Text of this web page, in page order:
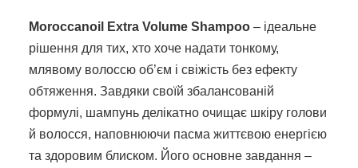
Moroccanoil Extra Volume Shampoo – ідеальне
рішення для тих, хто хоче надати тонкому,
млявому волоссю об’єм і свіжість без ефекту
обтяження. Завдяки своїй збалансованій
формулі, шампунь делікатно очищає шкіру голови
й волосся, наповнюючи пасма життєвою енергією
та здоровим блиском. Його основне завдання –